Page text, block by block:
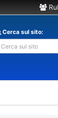
Cerca sul sito: